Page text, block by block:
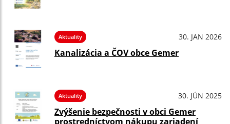
Aktuality 30. JAN 2026
Kanalizácia a ČOV obce Gemer
Aktuality 30. JÚN 2025
Zvýšenie bezpečnosti v obci Gemer
prostredníctvom nákupu zariadení